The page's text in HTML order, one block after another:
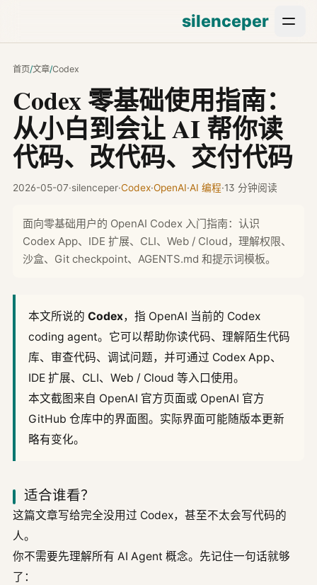
silenceper
首页/文章/Codex
Codex 零基础使用指南：
从小白到会让 AI 帮你读
代码、改代码、交付代码
2026-05-07·silenceper·Codex·OpenAI·AI 编程·13 分钟阅读
面向零基础用户的 OpenAI Codex 入门指南：认识
Codex App、IDE 扩展、CLI、Web / Cloud，理解权限、
沙盒、Git checkpoint、AGENTS.md 和提示词模板。
本文所说的 Codex，指 OpenAI 当前的 Codex
coding agent。它可以帮助你读代码、理解陌生代码
库、审查代码、调试问题，并可通过 Codex App、
IDE 扩展、CLI、Web / Cloud 等入口使用。
本文截图来自 OpenAI 官方页面或 OpenAI 官方
GitHub 仓库中的界面图。实际界面可能随版本更新
略有变化。
适合谁看？
这篇文章写给完全没用过 Codex，甚至不太会写代码的
人。
你不需要先理解所有 AI Agent 概念。先记住一句话就够
了：